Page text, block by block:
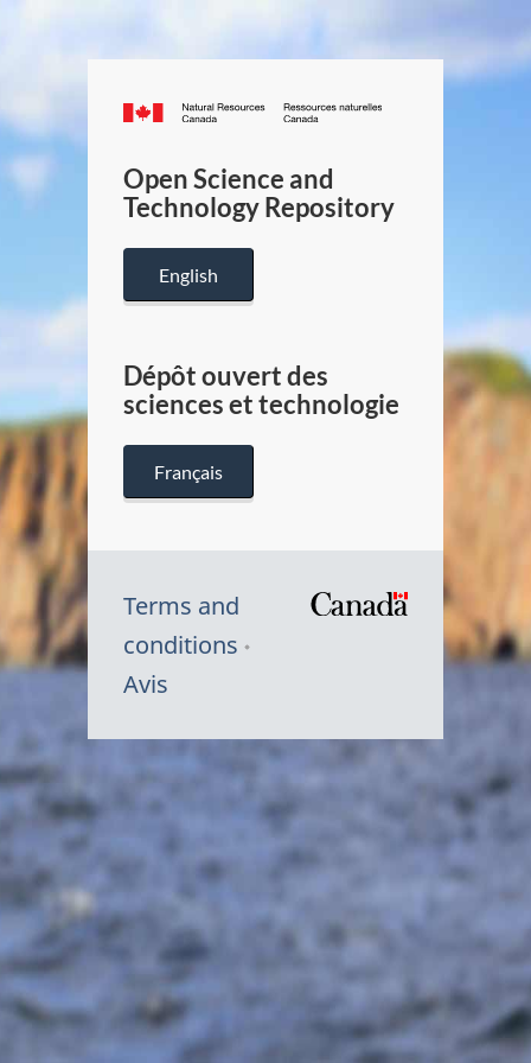
Canada.ca
/
Canada
Open Science and
Technology Repository
English
Dépôt ouvert des
sciences et technologie
Français
Terms and
conditions
Avis
Symbole
Canada